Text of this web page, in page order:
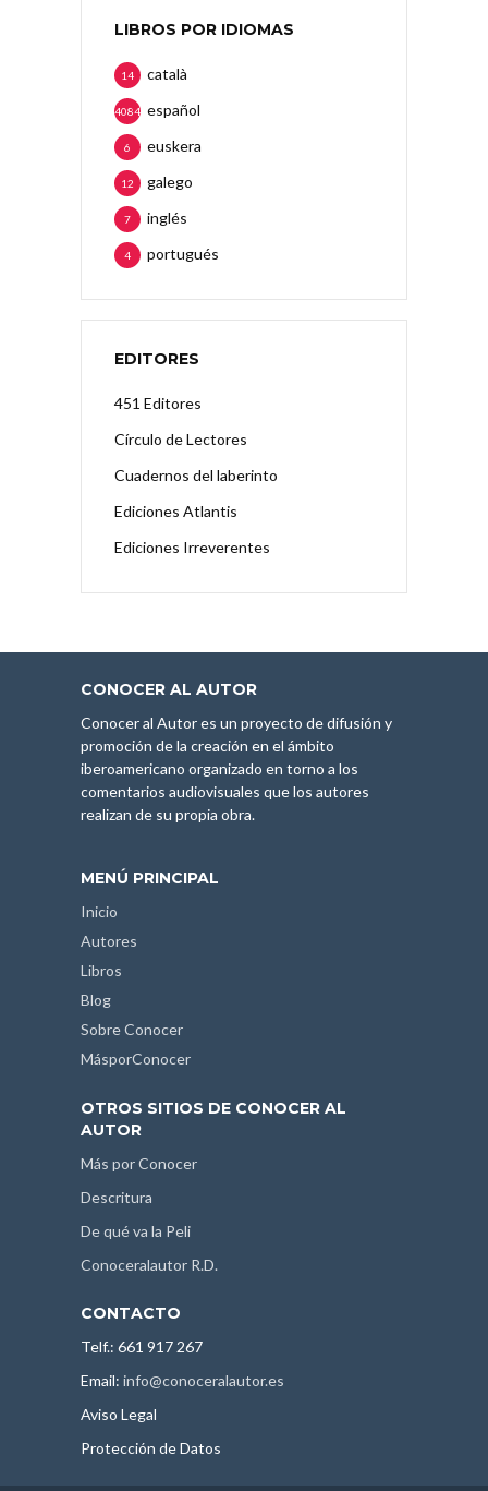
LIBROS POR IDIOMAS
català
14
español
4084
euskera
6
galego
12
inglés
7
portugués
4
EDITORES
451 Editores
Círculo de Lectores
Cuadernos del laberinto
Ediciones Atlantis
Ediciones Irreverentes
CONOCER AL AUTOR
Conocer al Autor es un proyecto de difusión y
promoción de la creación en el ámbito
iberoamericano organizado en torno a los
comentarios audiovisuales que los autores
realizan de su propia obra.
MENÚ PRINCIPAL
Inicio
Autores
Libros
Blog
Sobre Conocer
MásporConocer
OTROS SITIOS DE CONOCER AL
AUTOR
Más por Conocer
Descritura
De qué va la Peli
Conoceralautor R.D.
CONTACTO
Telf.: 661 917 267
Email: info@conoceralautor.es
Aviso Legal
Protección de Datos